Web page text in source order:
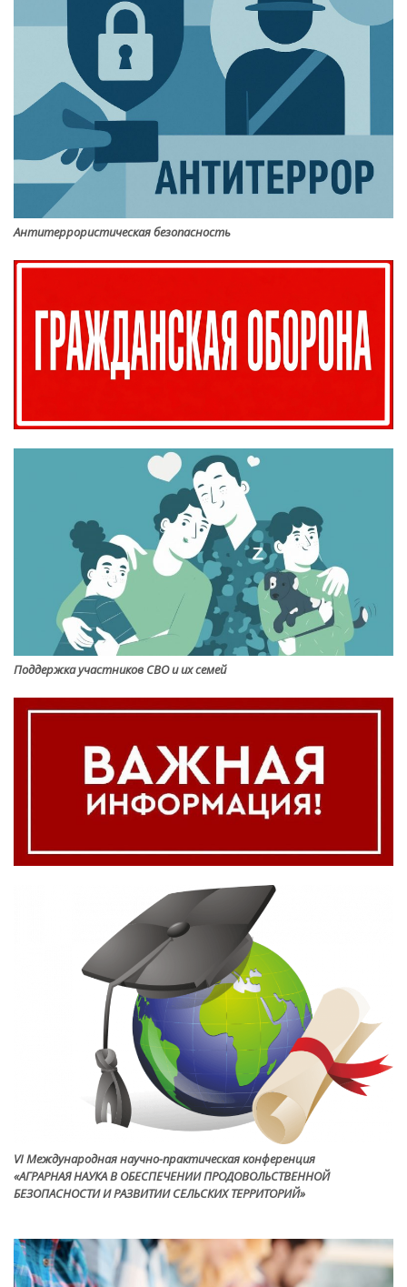
Антитеррористическая безопасность
Поддержка участников СВО и их семей
VI Международная научно-практическая конференция
«АГРАРНАЯ НАУКА В ОБЕСПЕЧЕНИИ ПРОДОВОЛЬСТВЕННОЙ
БЕЗОПАСНОСТИ И РАЗВИТИИ СЕЛЬСКИХ ТЕРРИТОРИЙ»